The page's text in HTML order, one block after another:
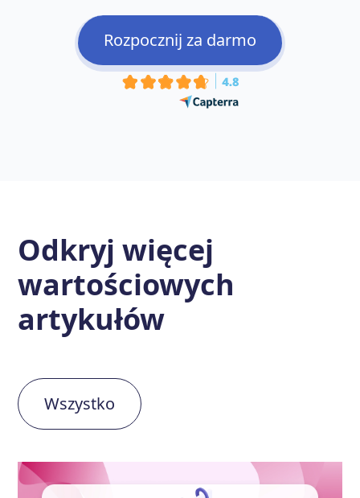
Rozpocznij za darmo
Odkryj więcej
wartościowych
artykułów
Wszystko